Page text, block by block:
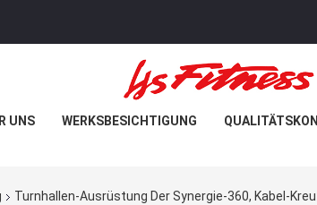
UNS WERKSBESICHTIGUNG
Turnhallen-Ausrüstung Der Synergie-360, Kabel-